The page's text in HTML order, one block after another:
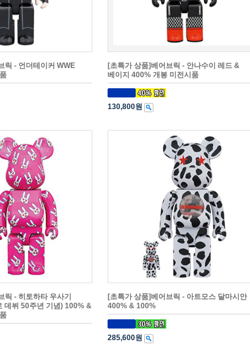
릭 - 언더테이커 WWE
[초특가 상품]베어브릭 - 안나수이 레드 &
베이지 400% 개봉 미전시품
130,800원
릭 - 히토하타 우사기
데뷔 50주년 기념) 100% &
[초특가 상품]베어브릭 - 아트모스 달마시안
400% & 100%
285,600원